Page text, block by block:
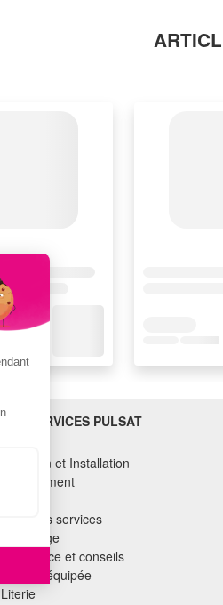
LES SERVICES PULSAT
Livraison et Installation
Financement
Tous nos services
Recyclage
Assistance et conseils
Cuisine équipée
Literie